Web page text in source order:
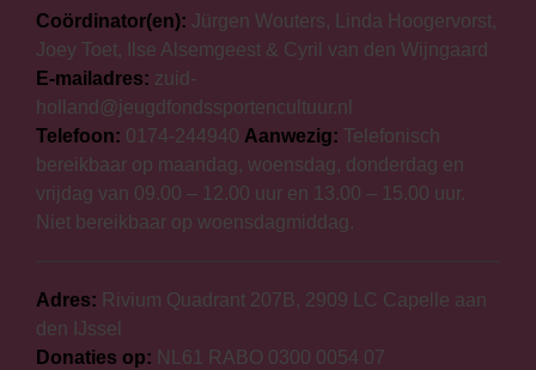
Coördinator(en): Jürgen Wouters, Linda Hoogervorst,
Joey Toet, Ilse Alsemgeest & Cyril van den Wijngaard
E-mailadres: zuid-
holland@jeugdfondssportencultuur.nl
Telefoon: 0174-244940 Aanwezig: Telefonisch
bereikbaar op maandag, woensdag, donderdag en
vrijdag van 09.00 – 12.00 uur en 13.00 – 15.00 uur.
Niet bereikbaar op woensdagmiddag.
Adres: Rivium Quadrant 207B, 2909 LC Capelle aan
den IJssel
Donaties op: NL61 RABO 0300 0054 07